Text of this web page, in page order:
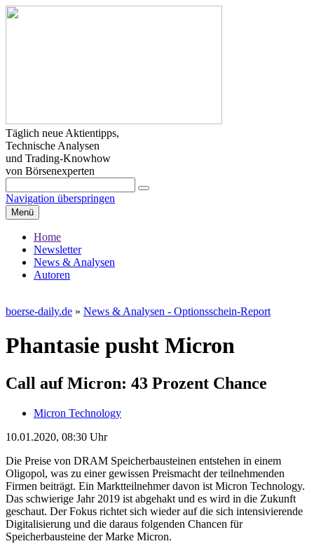
Täglich neue Aktientipps,
Technische Analysen
und Trading-Knowhow
von Börsenexperten
Navigation überspringen
Menü
Home
Newsletter
News & Analysen
Autoren
boerse-daily.de » News & Analysen - Optionsschein-Report
Phantasie pusht Micron
Call auf Micron: 43 Prozent Chance
Micron Technology
10.01.2020, 08:30 Uhr
Die Preise von DRAM Speicherbausteinen entstehen in einem
Oligopol, was zu einer gewissen Preismacht der teilnehmenden
Firmen beiträgt. Ein Marktteilnehmer davon ist Micron Technology.
Das schwierige Jahr 2019 ist abgehakt und es wird in die Zukunft
geschaut. Der Fokus richtet sich wieder auf die sich intensivierende
Digitalisierung und die daraus folgenden Chancen für
Speicherbausteine der Marke Micron.